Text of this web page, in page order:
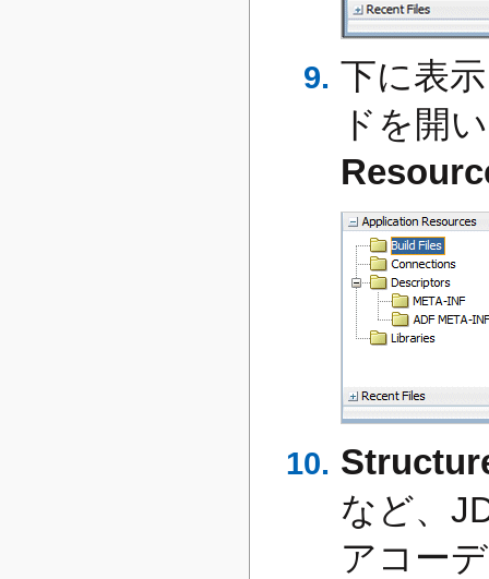
下に表
ドを開
など、
アコー